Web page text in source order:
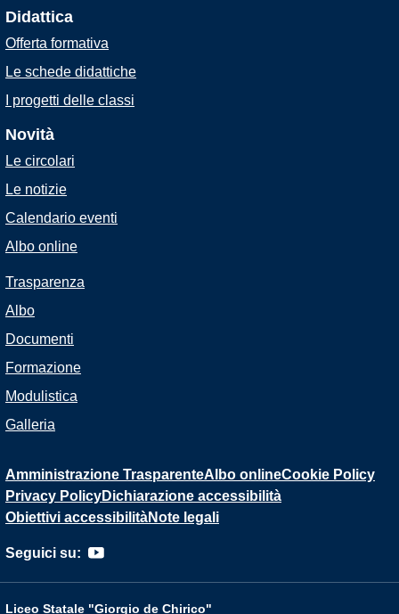
Didattica
Offerta formativa
Le schede didattiche
I progetti delle classi
Novità
Le circolari
Le notizie
Calendario eventi
Albo online
Trasparenza
Albo
Documenti
Formazione
Modulistica
Galleria
Amministrazione TrasparenteAlbo onlineCookie Policy
Privacy PolicyDichiarazione accessibilità
Obiettivi accessibilitàNote legali
Seguici su:
Liceo Statale "Giorgio de Chirico"